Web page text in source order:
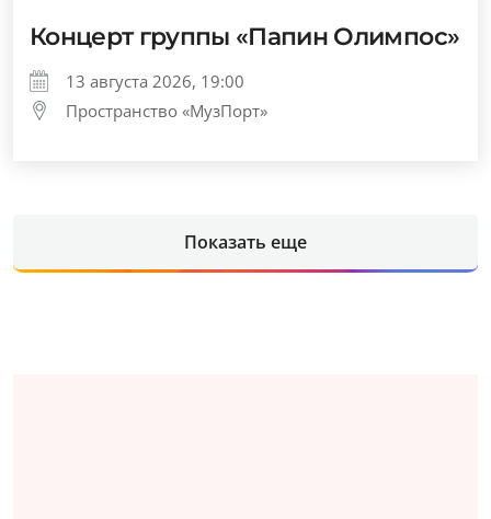
Концерт группы «Папин Олимпос»
13 августа 2026, 19:00
Пространство «МузПорт»
Показать еще